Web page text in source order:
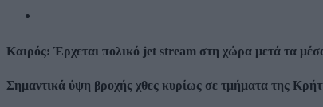
Καιρός: Έρχεται πολικό jet stream στη χώρα μετά τα
Σημαντικά ύψη βροχής χθες κυρίως σε τμήματα της